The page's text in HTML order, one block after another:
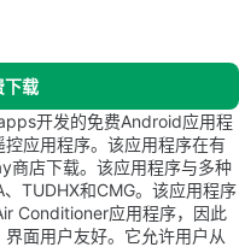
载
开发的免费Android应用程
应用程序。该应用程序在有
商店下载。该应用程序与多种
TUDHX和CMG。该应用程序
Conditioner应用程序，因此
面用户友好。它允许用户从